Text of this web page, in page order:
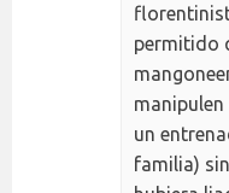
permitido
un
familia)